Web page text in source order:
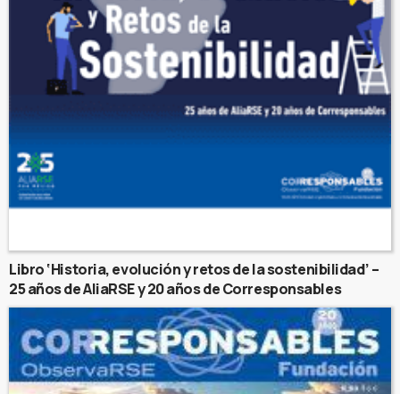
Libro ‘Historia, evolución y retos de la sostenibilidad’ –
25 años de AliaRSE y 20 años de Corresponsables